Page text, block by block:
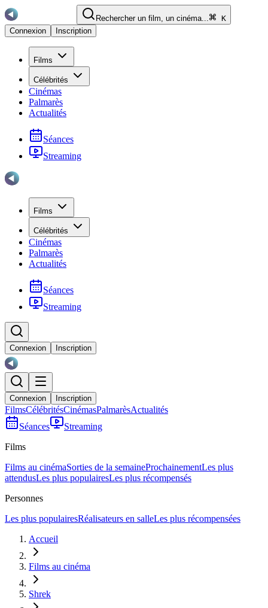
Rechercher un film, un cinéma...
K
Connexion
Inscription
Films
Célébrités
Cinémas
Palmarès
Actualités
Séances
Streaming
Films
Célébrités
Cinémas
Palmarès
Actualités
Séances
Streaming
Connexion Inscription
Connexion Inscription
FilmsCélébritésCinémasPalmarèsActualités
Séances
Streaming
Films
Films au cinémaSorties de la semaineProchainementLes plus
attendusLes plus populairesLes plus récompensés
Personnes
Les plus populairesRéalisateurs en salleLes plus récompensées
Accueil
Films au cinéma
Shrek